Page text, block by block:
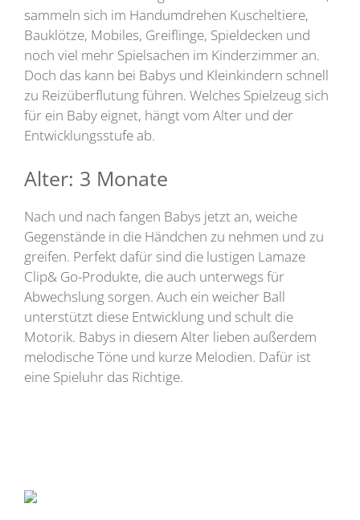
sammeln sich im Handumdrehen Kuscheltiere,
Bauklötze, Mobiles, Greiflinge, Spieldecken und
noch viel mehr Spielsachen im Kinderzimmer an.
Doch das kann bei Babys und Kleinkindern schnell
zu Reizüberflutung führen. Welches Spielzeug sich
für ein Baby eignet, hängt vom Alter und der
Entwicklungsstufe ab.
Alter: 3 Monate
Nach und nach fangen Babys jetzt an, weiche
Gegenstände in die Händchen zu nehmen und zu
greifen. Perfekt dafür sind die lustigen Lamaze
Clip& Go-Produkte, die auch unterwegs für
Abwechslung sorgen. Auch ein weicher Ball
unterstützt diese Entwicklung und schult die
Motorik. Babys in diesem Alter lieben außerdem
melodische Töne und kurze Melodien. Dafür ist
eine Spieluhr das Richtige.